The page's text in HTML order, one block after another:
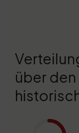
über den